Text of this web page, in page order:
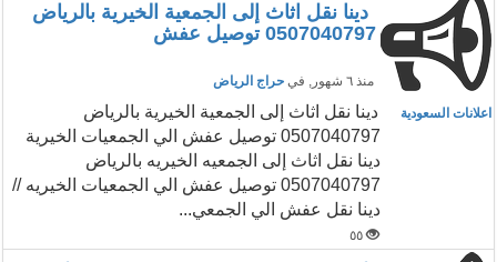
دينا نقل اثاث إلى الجمعية الخيرية بالرياض
0507040797 توصيل عفش
منذ ٦ شهور , في حراج الرياض
اعلانات السعودية
دينا نقل اثاث إلى الجمعية الخيرية بالرياض
0507040797 توصيل عفش الي الجمعيات الخيرية
دينا نقل اثاث إلى الجمعيه الخيريه بالرياض
0507040797 توصيل عفش الي الجمعيات الخيريه //
دينا نقل عفش الي الجمعي...
٥٥